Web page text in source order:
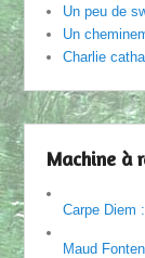
Un peu de
Un
Charlie
Machine à
Carpe Diem
Maud